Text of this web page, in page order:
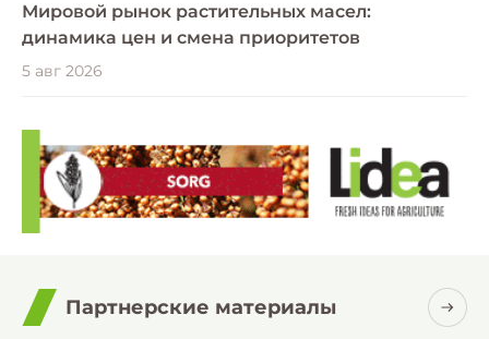
Мировой рынок растительных масел:
динамика цен и смена приоритетов
5 авг 2026
Партнерские материалы